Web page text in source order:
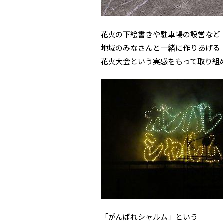
花火の下絵書きや駐車場の設営など
地域のみなさんと一緒に作りあげる
花火大会という実感をもって取り組
「がんばれシャルム」という